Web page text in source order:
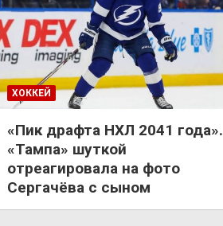
ХОККЕЙ
«Пик драфта НХЛ 2041 года».
«Тампа» шуткой
отреагировала на фото
Сергачёва с сыном